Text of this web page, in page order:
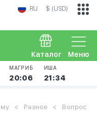
RU $ (USD)
Меню
Каталог
МАГРИБ
20:06
ИША
21:34
Разное Вопрос